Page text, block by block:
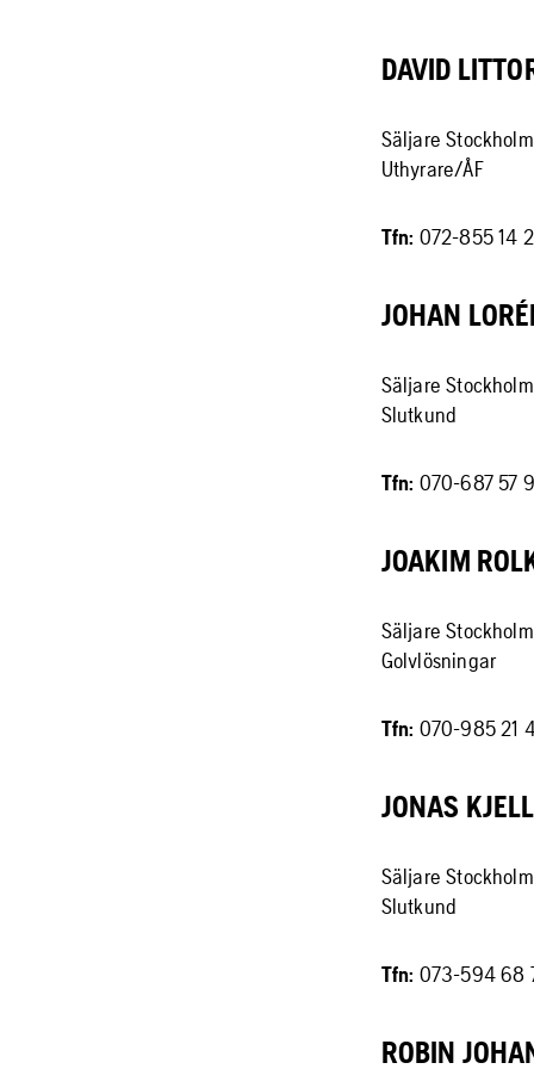
DAVID
Säljare Stockholm
Uthyrare/ÅF
Tfn: 072-855 14
JOHAN
Säljare Stockholm
Slutkund
Tfn: 070-687 57
JOAKIM
Säljare Stockholm
Golvlösningar
Tfn: 070-985 21
JONAS
Säljare Stockholm
Slutkund
Tfn: 073-594 68
ROBIN